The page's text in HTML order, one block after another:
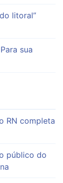
litoral”
sua
RN completa
público do